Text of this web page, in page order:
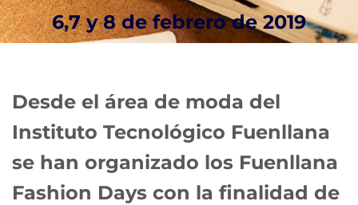
6,7 y 8 de febrero de 2019
Desde el área de moda del
Instituto Tecnológico Fuenllana
se han organizado los Fuenllana
Fashion Days con la finalidad de